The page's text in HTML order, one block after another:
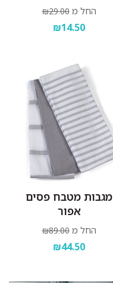
החל מ ₪29.00
₪14.50
מגבות מטבח פסים
אפור
החל מ ₪89.00
₪44.50